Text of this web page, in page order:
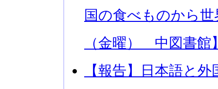
国の食べものから
（金曜） 中図書館
【報告】日本語と